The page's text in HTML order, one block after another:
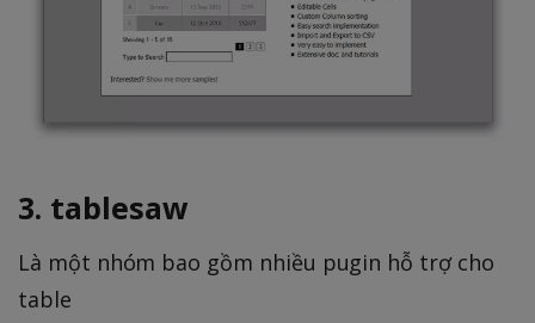
3. tablesaw
Là một nhóm bao gồm nhiều pugin hỗ trợ cho
table